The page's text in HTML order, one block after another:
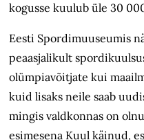
kogusse kuulub üle 30
Eesti Spordimuuseumis
peaasjalikult
olümpiavõitjate kui
kuid lisaks neile saab
mingis valdkonnas on
esimesena Kuul käinud,